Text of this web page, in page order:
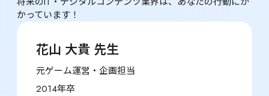
かっています！
花山 大貴 先生
元ゲーム運営・企画担当
2014年卒